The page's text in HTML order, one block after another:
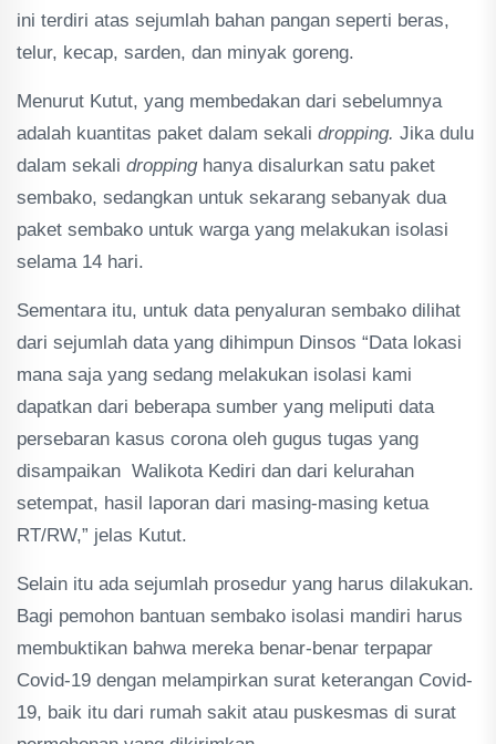
ini terdiri atas sejumlah bahan pangan seperti beras,
telur, kecap, sarden, dan minyak goreng.
Menurut Kutut, yang membedakan dari sebelumnya
adalah kuantitas paket dalam sekali dropping. Jika dulu
dalam sekali droppinghanya disalurkan satu paket
sembako, sedangkan untuk sekarang sebanyak dua
paket sembako untuk warga yang melakukan isolasi
selama 14 hari.
Sementara itu, untuk data penyaluran sembako dilihat
dari sejumlah data yang dihimpun Dinsos “Data lokasi
mana saja yang sedang melakukan isolasi kami
dapatkan dari beberapa sumber yang meliputi data
persebaran kasus corona oleh gugus tugas yang
disampaikan Walikota Kediri dan dari kelurahan
setempat, hasil laporan dari masing-masing ketua
RT/RW,” jelas Kutut.
Selain itu ada sejumlah prosedur yang harus dilakukan.
Bagi pemohon bantuan sembako isolasi mandiri harus
membuktikan bahwa mereka benar-benar terpapar
Covid-19 dengan melampirkan surat keterangan Covid-
19, baik itu dari rumah sakit atau puskesmas di surat